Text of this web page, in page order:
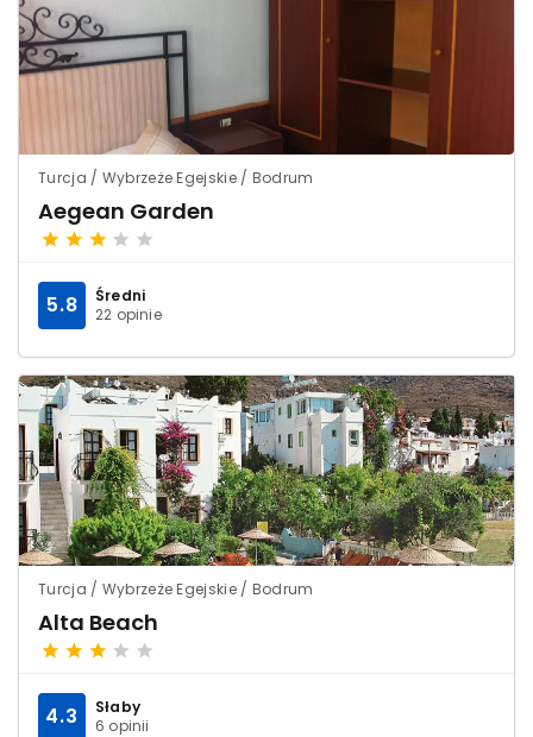
Turcja / Wybrzeże Egejskie / Bodrum
Aegean Garden
Średni
22 opinie
5.8
Turcja / Wybrzeże Egejskie / Bodrum
Alta Beach
Słaby
6 opinii
4.3